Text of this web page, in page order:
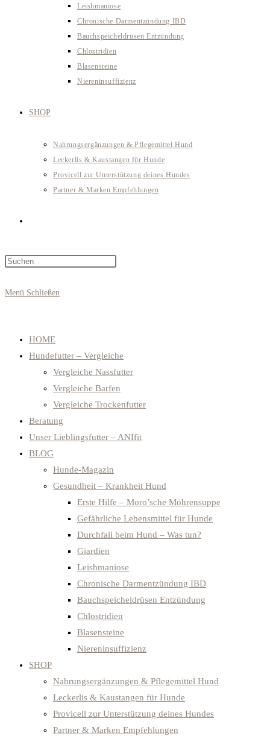
Leishmaniose
Chronische Darmentzündung IBD
Bauchspeicheldrüsen Entzündung
Chlostridien
Blasensteine
Niereninsuffizienz
SHOP
Nahrungsergänzungen & Pflegemittel Hund
Leckerlis & Kaustangen für Hunde
Provicell zur Unterstützung deines Hundes
Partner & Marken Empfehlungen
Suche
panel.
Menü Schließen
HOME
Hundefutter – Vergleiche
Vergleiche Nassfutter
Vergleiche Barfen
Vergleiche Trockenfutter
Beratung
Unser Lieblingsfutter – ANIfit
BLOG
Hunde-Magazin
Gesundheit – Krankheit Hund
Erste Hilfe – Moro’sche Möhrensuppe
Gefährliche Lebensmittel für Hunde
Durchfall beim Hund – Was tun?
Giardien
Leishmaniose
Chronische Darmentzündung IBD
Bauchspeicheldrüsen Entzündung
Chlostridien
Blasensteine
Niereninsuffizienz
SHOP
Nahrungsergänzungen & Pflegemittel Hund
Leckerlis & Kaustangen für Hunde
Provicell zur Unterstützung deines Hundes
Partner & Marken Empfehlungen